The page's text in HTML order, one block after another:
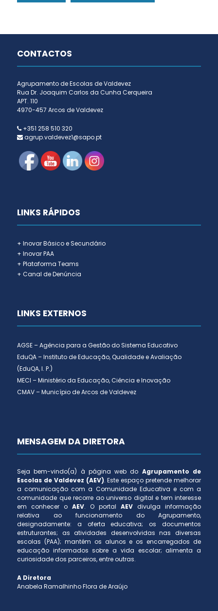
CONTACTOS
Agrupamento de Escolas de Valdevez
Rua Dr. Joaquim Carlos da Cunha Cerqueira
APT. 110
4970-457 Arcos de Valdevez
+351 258 510 320
agrup.valdevez1@sapo.pt
LINKS RÁPIDOS
+ Inovar Básico e Secundário
+ Inovar PAA
+ Plataforma Teams
+ Canal de Denúncia
LINKS EXTERNOS
AGSE – Agência para a Gestão do Sistema Educativo
EduQA – Instituto de Educação, Qualidade e Avaliação
(EduQA, I. P.)
MECI – Ministério da Educação, Ciência e Inovação
CMAV – Município de Arcos de Valdevez
MENSAGEM DA DIRETORA
Seja bem-vindo(a) à página web do Agrupamento de
Escolas de Valdevez (AEV). Este espaço pretende melhorar
a comunicação com a Comunidade Educativa e com a
comunidade que recorre ao universo digital e tem interesse
em conhecer o AEV. O portal AEV divulga informação
relativa ao funcionamento do Agrupamento,
designadamente: a oferta educativa; os documentos
estruturantes; as atividades desenvolvidas nas diversas
escolas (PAA); mantém os alunos e os encarregados de
educação informados sobre a vida escolar; alimenta a
curiosidade dos parceiros, entre outras.
A Diretora
Anabela Ramalhinho Flora de Araújo